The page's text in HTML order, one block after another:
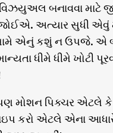
બનાવવા માટે
જોઈએ. અત્યાર સુધી
એનું કશું ન ઉપજે. એ
ધીમે ધીમે ખોટી
મોશન પિક્ચર એટલે કે
કરો એટલે એના આધારે